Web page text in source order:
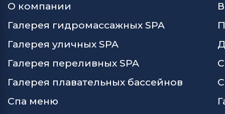
О компании
Галерея гидромассажных SPA
Галерея уличных SPA
Галерея переливных SPA
Галерея плавательных бассейнов
Спа меню